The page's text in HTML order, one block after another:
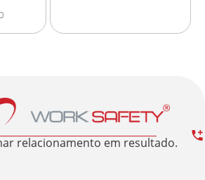
relacionamento em resultado.